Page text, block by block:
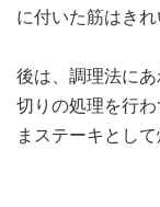
に付いた筋はきれ
後は、調理法に
切りの処理を行
まステーキとして